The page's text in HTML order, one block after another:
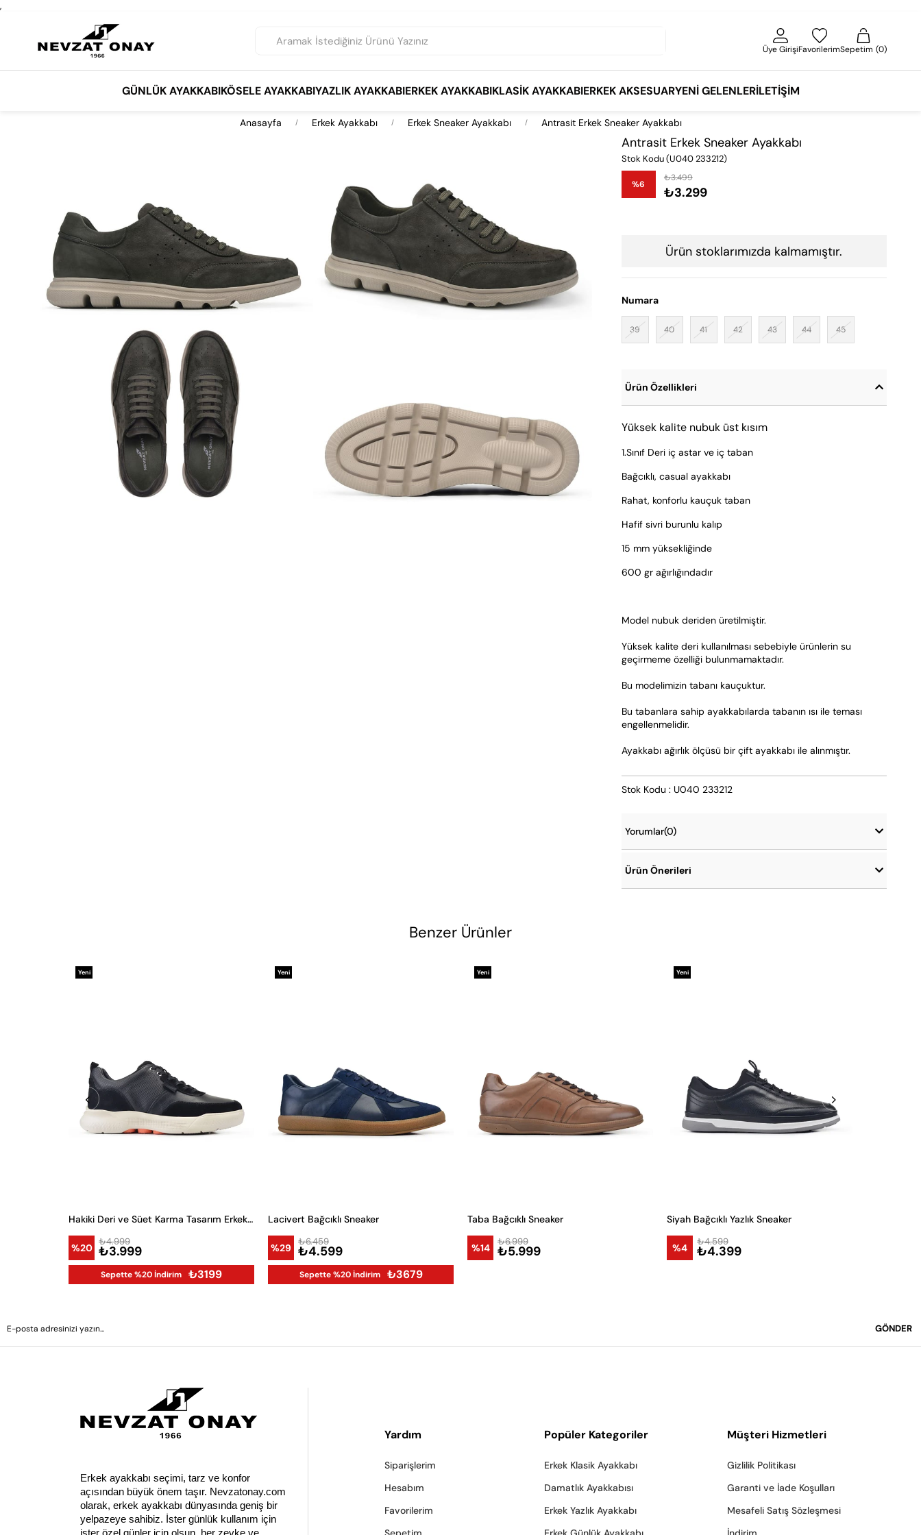
,
Üye GirişiFavorilerimSepetim 0
GÜNLÜK AYAKKABIKÖSELE AYAKKABIYAZLIK AYAKKABIERKEK AYAKKABIKLASIK AYAKKABIERKEK AKSESUARYENI GELENLERİLETIŞIM
Anasayfa Erkek Ayakkabı Erkek Sneaker Ayakkabı Antrasit Erkek Sneaker Ayakkabı
Antrasit Erkek Sneaker Ayakkabı
Stok Kodu(U040 233212)
%6
İndirim
₺3.499
₺3.299
Ürün stoklarımızda kalmamıştır.
Numara
39 40 41 42 43 44 45
Ürün Özellikleri
Yüksek kalite nubuk üst kısım
1.Sınıf Deri iç astar ve iç taban
Bağcıklı, casual ayakkabı
Rahat, konforlu kauçuk taban
Hafif sivri burunlu kalıp
15 mm yüksekliğinde
600 gr ağırlığındadır
Model nubuk deriden üretilmiştir.
Yüksek kalite deri kullanılması sebebiyle ürünlerin su
geçirmeme özelliği bulunmamaktadır.
Bu modelimizin tabanı kauçuktur.
Bu tabanlara sahip ayakkabılarda tabanın ısı ile teması
engellenmelidir.
Ayakkabı ağırlık ölçüsü bir çift ayakkabı ile alınmıştır.
Stok Kodu : U040 233212
Yorumlar(0)
Ürün Önerileri
Benzer Ürünler
Hakiki Deri ve Süet Karma Tasarım Erkek Sneaker
%20 ₺3.999
₺4.999
Yeni
Sepette %20 İndirim ₺3199
Lacivert Bağcıklı Sneaker
%29 ₺4.599
₺6.459
Yeni
Sepette %20 İndirim ₺3679
Taba Bağcıklı Sneaker
%14 ₺5.999
₺6.999
Yeni
Siyah Bağcıklı Yazlık Sneaker
%4 ₺4.399
₺4.599
Yeni
GÖNDER
Erkek ayakkabı seçimi, tarz ve konfor
açısından büyük önem taşır. Nevzatonay.com
olarak, erkek ayakkabı dünyasında geniş bir
yelpazeye sahibiz. İster günlük kullanım için
ister özel günler için olsun, her zevke ve
Yardım
Siparişlerim
Hesabım
Favorilerim
Popüler Kategoriler
Erkek Klasik Ayakkabı
Damatlık Ayakkabısı
Erkek Yazlık Ayakkabı
Müşteri Hizmetleri
Gizlilik Politikası
Garanti ve İade Koşulları
Mesafeli Satış Sözleşmesi